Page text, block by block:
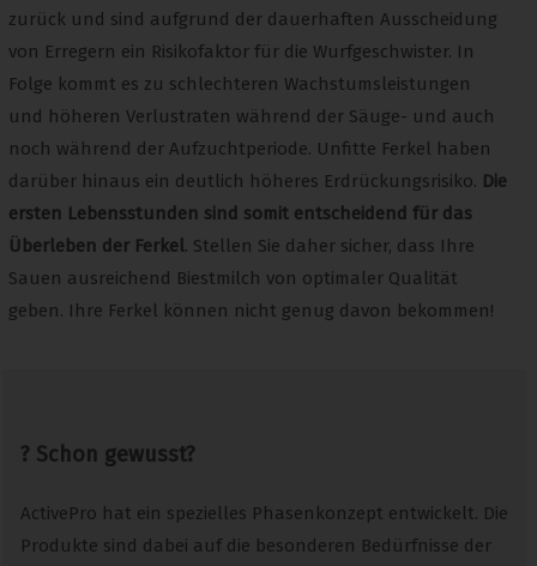
zurück und sind aufgrund der dauerhaften Ausscheidung
von Erregern ein Risikofaktor für die Wurfgeschwister. In
Folge kommt es zu schlechteren Wachstumsleistungen
und höheren Verlustraten während der Säuge- und auch
noch während der Aufzuchtperiode. Unfitte Ferkel haben
darüber hinaus ein deutlich höheres Erdrückungsrisiko. Die
ersten Lebensstunden sind somit entscheidend für das
Überleben der Ferkel. Stellen Sie daher sicher, dass Ihre
Sauen ausreichend Biestmilch von optimaler Qualität
geben. Ihre Ferkel können nicht genug davon bekommen!
? Schon gewusst?
ActivePro hat ein spezielles Phasenkonzept entwickelt. Die
Produkte sind dabei auf die besonderen Bedürfnisse der